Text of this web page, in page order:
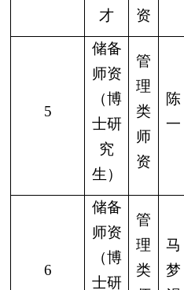
才
资
5
储备
师资
（博
士研
究
生）
管
理
类
师
资
陈
一
6
储备
师资
（博
士研
管
理
类
马
梦